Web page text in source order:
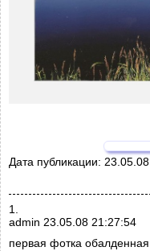
Дата публикации: 23.05.08
1.
admin 23.05.08 21:27:54
первая фотка обалденная